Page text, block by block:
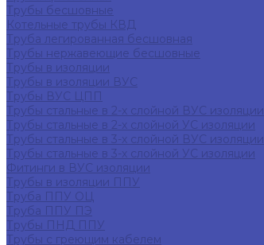
Трубы бесшовные
Котельные трубы КВД
Труба легированная бесшовная
Трубы нержавеющие бесшовные
Трубы в изоляции
Трубы в изоляции ВУС
Трубы ВУС ЦПП
Трубы стальные в 2-х слойной ВУС изоляции
Трубы стальные в 2-х слойной УС изоляции
Трубы стальные в 3-х слойной ВУС изоляции
Трубы стальные в 3-х слойной УС изоляции
Фитинги в ВУС изоляции
Трубы в изоляции ППУ
Труба ППУ ОЦ
Труба ППУ ПЭ
Трубы ПНД ППУ
Трубы с греющим кабелем